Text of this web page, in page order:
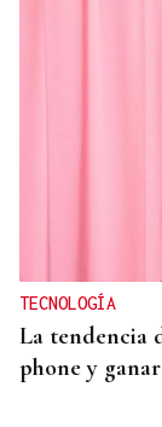
TECNOLOGÍA
La tendencia
phone y